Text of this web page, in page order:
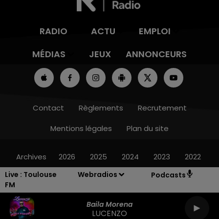
Live : Toulouse
FM
Webradios Podcasts
Baila Morena
LUCENZO
RADIO ACTU
EMPLOI
MÉDIAS
JEUX ANNONCEURS
Contact Règlements
Recrutement
Mentions légales
Plan du site
Archives 2026 2025 2024 2023 2022